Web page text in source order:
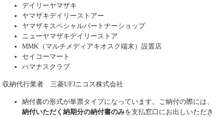
デイリーヤマザキ
ヤマザキデイリーストアー
ヤマザキスペシャルパートナーショップ
ニューヤマザキデイリーストア
MMK（マルチメディアキオスク端末）設置店
セイコーマート
ハマナスクラブ
収納代行業者 三菱UFJニコス株式会社
納付書の形式が単票タイプになっています。ご納付の際には、
納付いただく納期分の納付書のみを支払窓口にお出しいただき